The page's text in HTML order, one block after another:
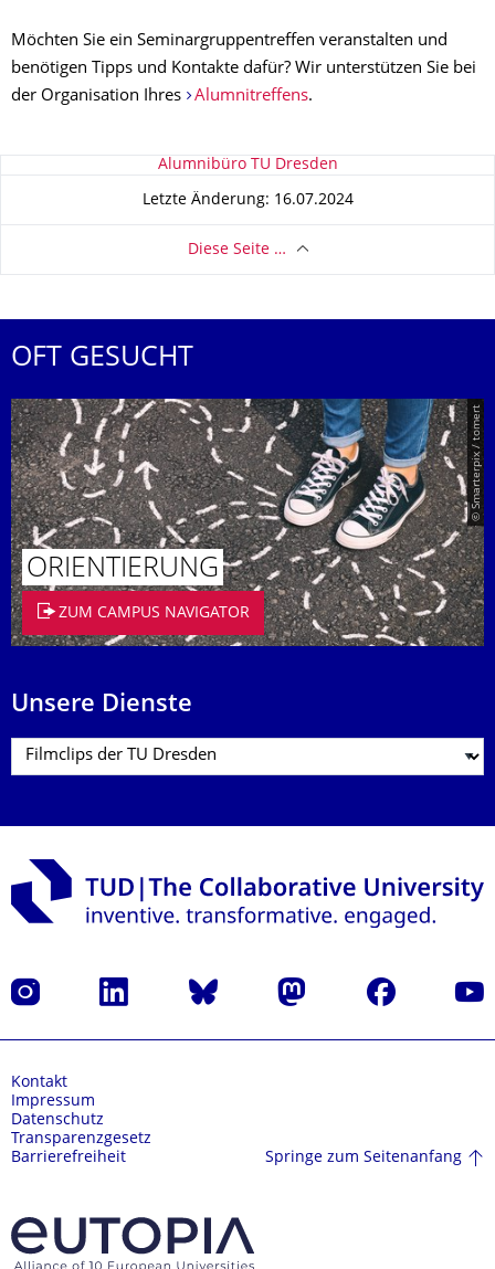
Möchten Sie ein Seminargruppentreffen veranstalten und
benötigen Tipps und Kontakte dafür? Wir unterstützen Sie bei
der Organisation Ihres
Alumnitreffens.
Zu dieser SeiteAlumnibüro TU Dresden
Letzte Änderung: 16.07.2024
Diese Seite …
OFT GESUCHT
© Smarterpix / tomert
ORIENTIERUNG
ZUM CAMPUS NAVIGATOR
Unsere Dienste
Instagram LinkedIn Bluesky Mastodon Facebook
Kontakt
Impressum
Datenschutz
Transparenzgesetz
Barrierefreiheit
Springe zum Seitenanfang